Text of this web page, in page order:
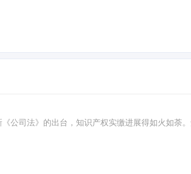
公司法》的出台，知识产权实缴进展得如火如荼